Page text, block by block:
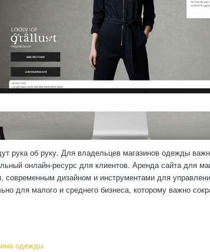
рука об руку. Для владельцев магазинов одежды
онлайн-ресурс для клиентов. Аренда сайта для
современным дизайном и инструментами для
для малого и среднего бизнеса, которому важно
одежды